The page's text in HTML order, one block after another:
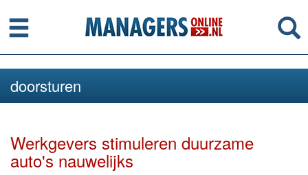
Menu
doorsturen
Werkgevers stimuleren duurzame
auto's nauwelijks